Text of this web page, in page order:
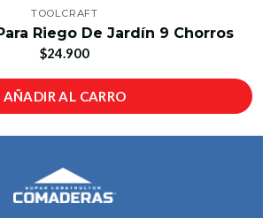
TOOLCRAFT
Riego De Jardín 9 Chorros
$24.900
AÑADIR AL CARRO